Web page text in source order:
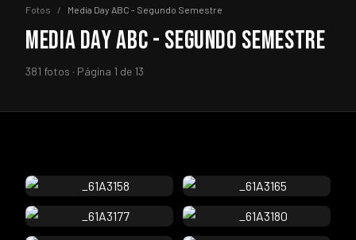
Fotos / Media Day ABC - Segundo Semestre
MEDIA DAY ABC - SEGUNDO SEMESTRE
381 fotos · Página 1 de 13